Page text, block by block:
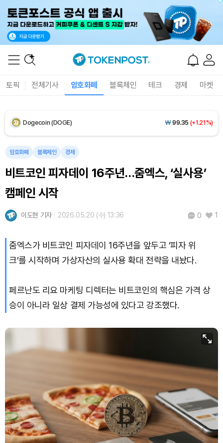
토픽 전체기사 암호화폐 블록체인 테크 경제 마켓
Solana (SOL) ₩105,118(+1.21%)
Bitcoin (BTC) 92,530,968(+0.79%)
암호화폐 블록체인 경제
비트코인 피자데이 16주년…줌엑스, ‘실사용’
캠페인 시작
이도현 기자 2026.05.20 (수) 13:36 0 1
줌엑스가 비트코인 피자데이 16주년을 앞두고 ‘피자 위
크’를 시작하며 가상자산의 실사용 확대 전략을 내놨다.
페르난도 리요 마케팅 디렉터는 비트코인의 핵심은 가격 상
승이 아니라 일상 결제 가능성에 있다고 강조했다.